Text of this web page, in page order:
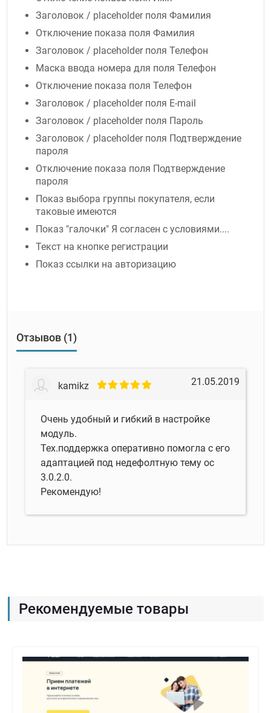
Заголовок / placeholder поля Фамилия
Отключение показа поля Фамилия
Заголовок / placeholder поля Телефон
Маска ввода номера для поля Телефон
Отключение показа поля Телефон
Заголовок / placeholder поля E-mail
Заголовок / placeholder поля Пароль
Заголовок / placeholder поля Подтверждение
пароля
Отключение показа поля Подтверждение
пароля
Показ выбора группы покупателя, если
таковые имеются
Показ "галочки" Я согласен с условиями....
Текст на кнопке регистрации
Показ ссылки на авторизацию
Отзывов (1)
kamikz 21.05.2019
Очень удобный и гибкий в настройке
модуль.
Тех.поддержка оперативно помогла с его
адаптацией под недефолтную тему ос
3.0.2.0.
Рекомендую!
Рекомендуемые товары